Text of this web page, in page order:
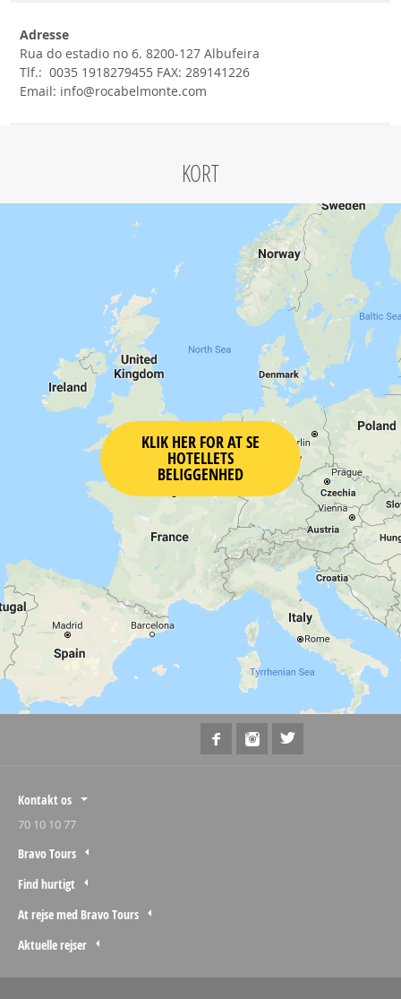
Adresse
Rua do estadio no 6. 8200-127 Albufeira
Tlf.: 0035 1918279455 FAX: 289141226
Email: info@rocabelmonte.com
KORT
KLIK HER FOR AT SE
HOTELLETS
BELIGGENHED
Kontakt os
70 10 10 77
Bravo Tours
Find hurtigt
At rejse med Bravo Tours
Aktuelle rejser